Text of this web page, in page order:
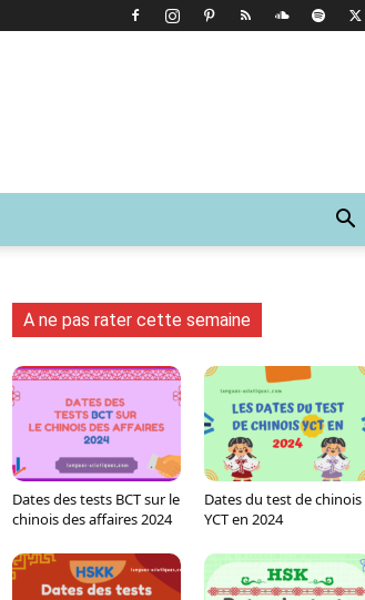
Tumblr WhatsApp
A ne pas rater cette semaine
Dates des tests BCT sur le
chinois des affaires 2024
Dates du test de chinois
YCT en 2024